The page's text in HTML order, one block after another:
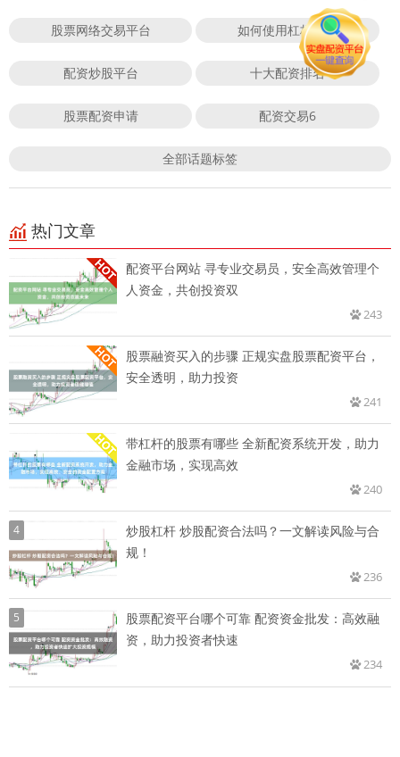
股票网络交易平台 如何使用杠杆炒股
配资炒股平台 十大配资排名
股票配资申请 配资交易6
全部话题标签
热门文章
配资平台网站 寻专业交易员，安全高效管理个
人资金，共创投资双
243
股票融资买入的步骤 正规实盘股票配资平台，
安全透明，助力投资
241
带杠杆的股票有哪些 全新配资系统开发，助力
金融市场，实现高效
240
4
炒股杠杆 炒股配资合法吗？一文解读风险与合
规！
236
5
股票配资平台哪个可靠 配资资金批发：高效融
资，助力投资者快速
234